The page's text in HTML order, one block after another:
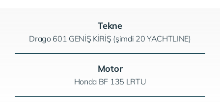
Tekne
Drago 601 GENİŞ KİRİŞ (şimdi 20 YACHTLINE)
Motor
Honda BF 135 LRTU